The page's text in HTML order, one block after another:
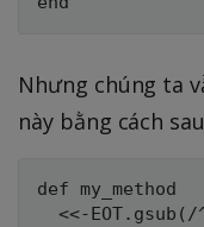
Nhưng chúng ta
này bằng cách
def my_method
<<-EOT.gsub(/